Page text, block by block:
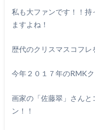
私も大ファンです！！持
ますよね！
歴代のクリスマスコフレ
今年２０１７年のRMKク
画家の「佐藤翠」さん
ン！！